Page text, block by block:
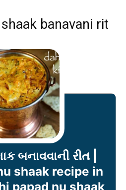
banavani rit
બનાવવાની રીત |
shaak recipe in
papad nu shaak